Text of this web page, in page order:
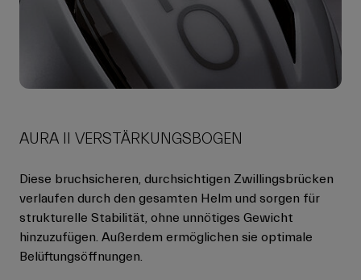
AURA II VERSTÄRKUNGSBOGEN
Diese bruchsicheren, durchsichtigen Zwillingsbrücken
verlaufen durch den gesamten Helm und sorgen für
strukturelle Stabilität, ohne unnötiges Gewicht
hinzuzufügen. Außerdem ermöglichen sie optimale
Belüftungsöffnungen.